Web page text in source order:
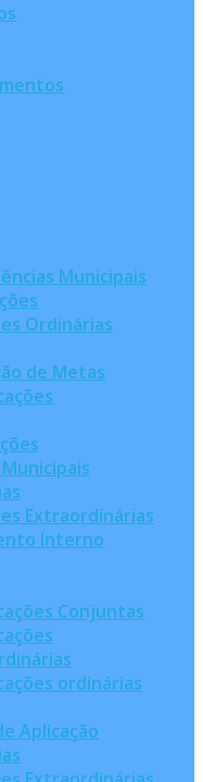
Municipais
Ordinárias
de Metas
Extraordinárias
Interno
Conjuntas
ordinárias
Aplicação